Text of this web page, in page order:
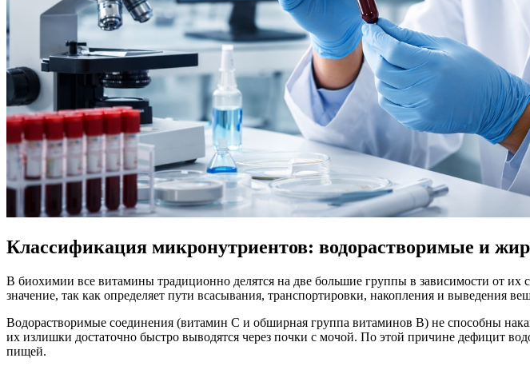
Классификация микронутриентов: водорастворимые и
В биохимии все витамины традиционно делятся на две большие группы в зависимости от их
значение, так как определяет пути всасывания, транспортировки, накопления и выведения
Водорастворимые соединения (витамин С и обширная группа витаминов В) не способны
их излишки достаточно быстро выводятся через почки с мочой. По этой причине дефицит
пищей.